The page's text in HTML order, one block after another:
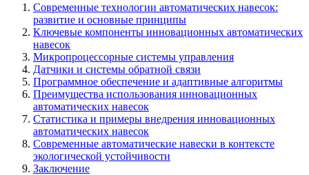
Современные технологии автоматических навесок:
развитие и основные принципы
Ключевые компоненты инновационных автоматических
навесок
Микропроцессорные системы управления
Датчики и системы обратной связи
Программное обеспечение и адаптивные алгоритмы
Преимущества использования инновационных
автоматических навесок
Статистика и примеры внедрения инновационных
автоматических навесок
Современные автоматические навески в контексте
экологической устойчивости
Заключение